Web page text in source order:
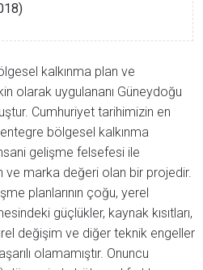
kalkınma plan ve
olarak uygulananı Güneydoğu
Cumhuriyet tarihimizin en
bölgesel kalkınma
gelişme felsefesi ile
ve marka değeri olan bir projedir.
planlarının çoğu, yerel
güçlükler, kaynak kısıtları,
değişim ve diğer teknik engeller
olamamıştır. Onuncu